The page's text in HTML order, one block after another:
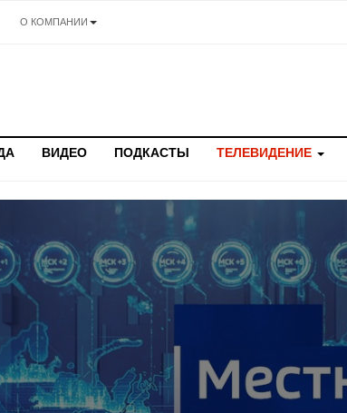
О КОМПАНИИ
ВИДЕО ПОДКАСТЫ ТЕЛЕВИДЕНИЕ